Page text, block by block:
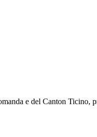
e del Canton Ticino,